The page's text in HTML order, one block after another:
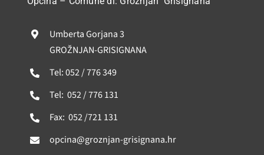
POVIJEST
MJESTA
KONTAKT
Umberta Gorjana 3
GROŽNJAN-GRISIGNANA
Tel: 052 / 776 349
Tel: 052 / 776 131
Fax: 052 /721 131
opcina@groznjan-grisignana.hr